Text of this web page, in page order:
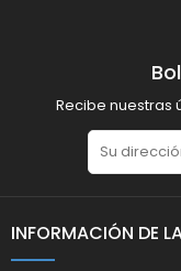
Recibe nuestras
INFORMACIÓN DE